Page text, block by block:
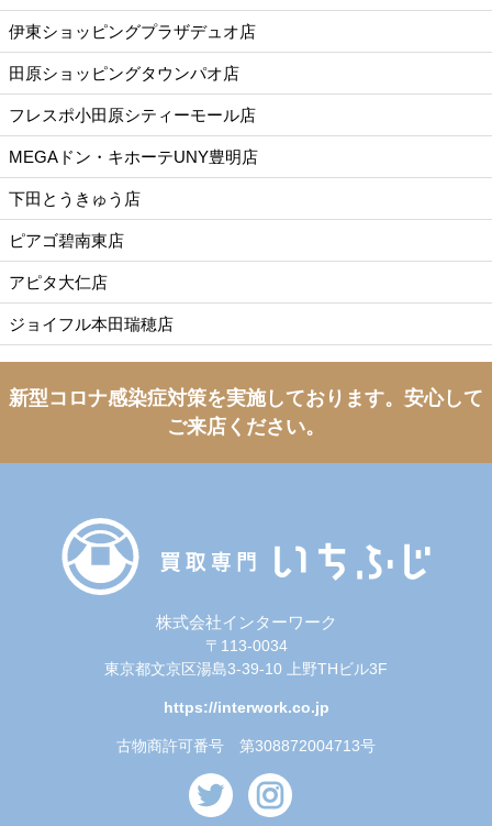
伊東ショッピングプラザデュオ店
田原ショッピングタウンパオ店
フレスポ小田原シティーモール店
MEGAドン・キホーテUNY豊明店
下田とうきゅう店
ピアゴ碧南東店
アピタ大仁店
ジョイフル本田瑞穂店
新型コロナ感染症対策を実施しております。 安心して
ご来店ください。
株式会社インターワーク
〒113-0034
東京都文京区湯島3-39-10 上野THビル3F
https://interwork.co.jp
古物商許可番号 第308872004713号